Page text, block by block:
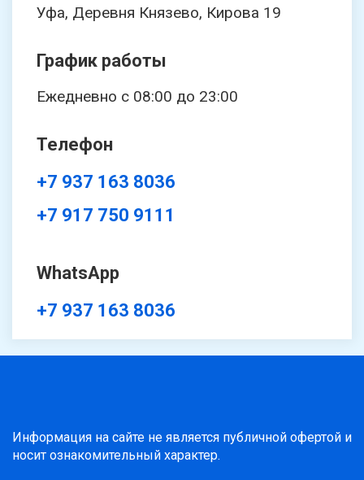
Уфа, Деревня Князево, Кирова 19
График работы
Ежедневно с 08:00 до 23:00
Телефон
+7 937 163 8036
+7 917 750 9111
WhatsApp
+7 937 163 8036
Информация на сайте не является публичной офертой и
носит ознакомительный характер.